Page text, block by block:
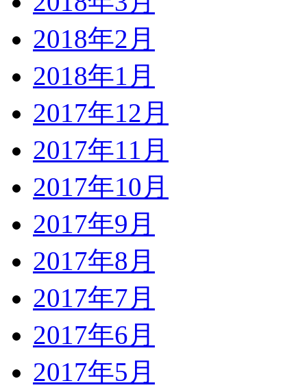
2018年2月
2018年1月
2017年12月
2017年11月
2017年10月
2017年9月
2017年8月
2017年7月
2017年6月
2017年5月